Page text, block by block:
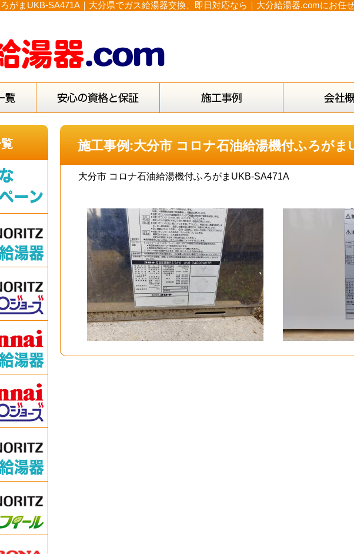
がまUKB-SA471A｜大分県でガス給湯器交換、即日対応なら｜大分給湯器.comにお任せ
施工事例:大分市 コロナ石油給湯機付ふろがま
大分市 コロナ石油給湯機付ふろがまUKB-SA471A